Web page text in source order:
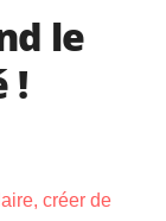
le
!
créer de